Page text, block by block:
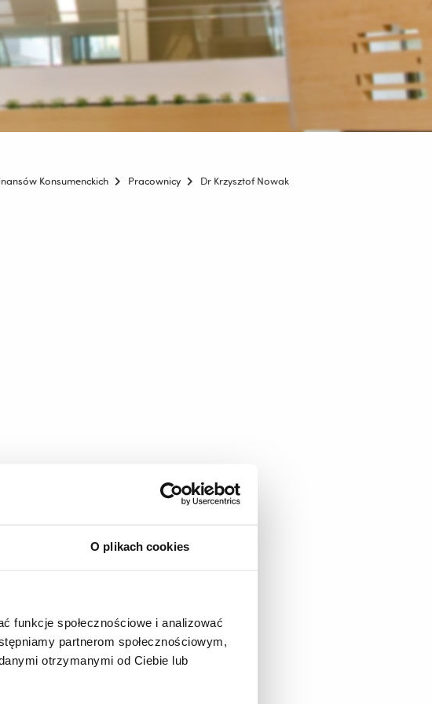
O plikach cookies
funkcje społecznościowe i analizować
partnerom społecznościowym,
otrzymanymi od Ciebie lub
Konsumenckich Pracownicy Dr Krzysztof Nowak